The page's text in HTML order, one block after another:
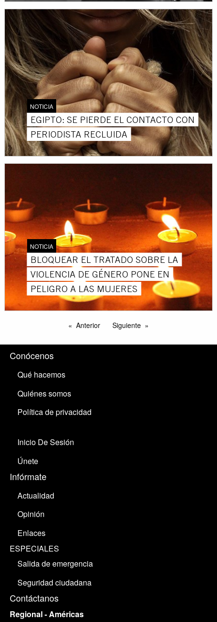
NOTICIA
EGIPTO: SE PIERDE EL CONTACTO CON
PERIODISTA RECLUIDA
NOTICIA
BLOQUEAR EL TRATADO SOBRE LA
VIOLENCIA DE GÉNERO PONE EN
PELIGRO A LAS MUJERES
Anterior Siguiente
Conócenos
Qué hacemos
Quiénes somos
Política de privacidad
Inicio De Sesión
Únete
Infórmate
Actualidad
Opinión
Enlaces
ESPECIALES
Salida de emergencia
Seguridad ciudadana
Contáctanos
Regional - Américas